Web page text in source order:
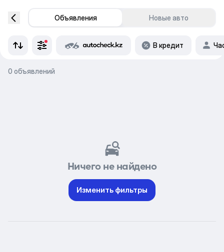
Объявления Новые авто
В кредит
0 объявлений
Ничего не найдено
Изменить фильтры